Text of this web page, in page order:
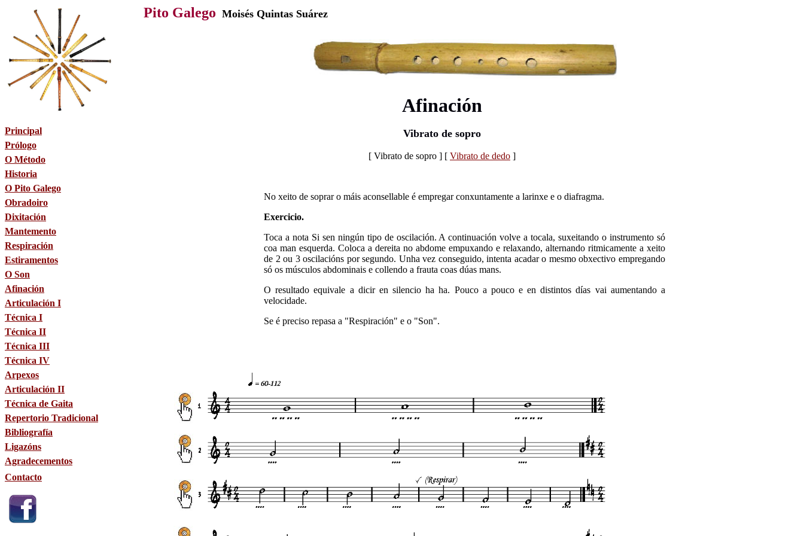
Principal
Prólogo
O Método
Historia
O Pito Galego
Obradoiro
Dixitación
Mantemento
Respiración
Estiramentos
O Son
Afinación
Articulación I
Técnica I
Técnica II
Técnica III
Técnica IV
Arpexos
Articulación II
Técnica de Gaita
Repertorio Tradicional
Bibliografía
Ligazóns
Agradecementos
Contacto
Pito Galego Moisés Quintas Suárez
Afinación
Vibrato de sopro
[ Vibrato de sopro ] [ Vibrato de dedo ]
No xeito de soprar o máis aconsellable é empregar conxuntamente a larinxe e o diafragma.
Exercicio.
Toca a nota Si sen ningún tipo de oscilación. A continuación volve a tocala, suxeitando o instrumento só
coa man esquerda. Coloca a dereita no abdome empuxando e relaxando, alternando ritmicamente a xeito
de 2 ou 3 oscilacións por segundo. Unha vez conseguido, intenta acadar o mesmo obxectivo empregando
só os músculos abdominais e collendo a frauta coas dúas mans.
O resultado equivale a dicir en silencio ha ha. Pouco a pouco e en distintos días vai aumentando a
velocidade.
Se é preciso repasa a "Respiración" e o "Son".